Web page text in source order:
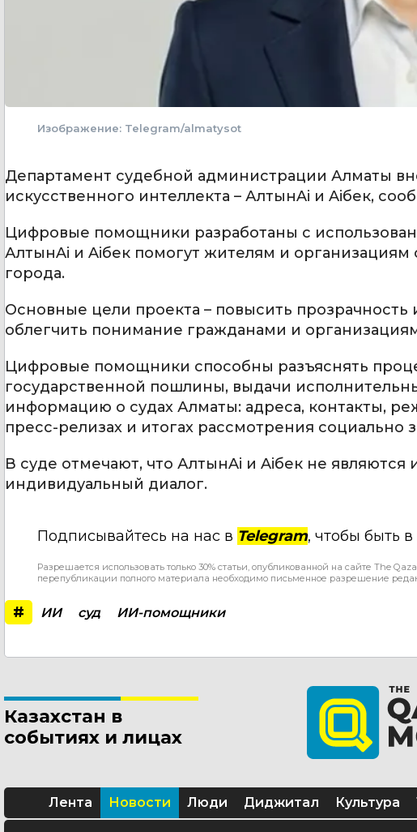
Изображение: Telegram/almatysot
Департамент cудебной администрации Алматы
искусственного интеллекта – АлтынAi и Aiбек,
Цифровые помощники разработаны с
АлтынAi и Aiбек помогут жителям и
города.
Основные цели проекта – повысить прозрачность
облегчить понимание гражданами и
Цифровые помощники способны разъяснять
государственной пошлины, выдачи
информацию о судах Алматы: адреса, контакты,
пресс-релизах и итогах рассмотрения социально
В суде отмечают, что АлтынAi и Aiбек не
индивидуальный диалог.
Подписывайтесь на нас в Telegram, чтобы быть
Разрешается использовать только 30% статьи, опубликованной на сайте The
перепубликации полного материала необходимо письменное разрешение
# ИИ суд ИИ-помощники
Казахстан в
событиях и лицах
Лента Новости Люди Диджитал Культура